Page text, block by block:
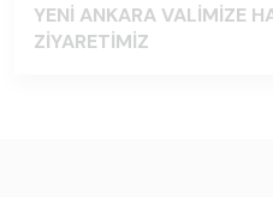
YENİ ANKARA VALİMİZE
ZİYARETİMİZ